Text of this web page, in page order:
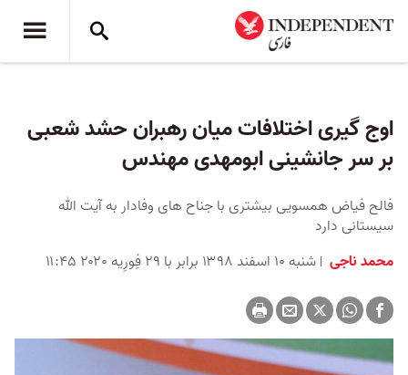
اوج گیری اختلافات میان رهبران حشد شعبی
بر سر جانشینی ابومهدی مهندس
فالح فیاض همسویی بیشتری با جناح های وفادار به آیت الله
سیستانی دارد
محمد ناجی شنبه ۱۰ اسفند ۱۳۹۸ برابر با ۲۹ فِورِیه ۲۰۲۰ ۱۱:۴۵